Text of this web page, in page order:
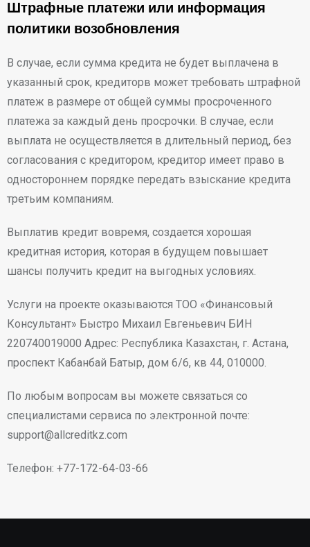
Штрафные платежи или информация
политики возобновления
В случае, если сумма кредита не будет выплачена в
указанный срок, кредиторв может требовать штрафной
платеж в размере от общей суммы просроченного
платежа за каждый день просрочки. В случае, если
выплата не осуществляется в длительный период, без
согласования с кредитором, кредитор имеет право в
одностороннем порядке передать взыскание кредита
третьим компаниям.
Выплатив кредит вовремя, создается хорошая
кредитная история, которая в будущем повышает
шансы получить кредит на выгодных условиях.
Услуги на проекте оказываются ТОО «Финансовый
Консультант» Быстро Михаил Евгеньевич БИН
220740019000 Адрес: Республика Казахстан, г. Астана,
проспект Кабанбай Батыр, дом 6/6, кв 44, 010000.
По любым вопросам вы можете связаться со
специалистами сервиса по электронной почте:
support@allcreditkz.com
Телефон: +77-172-64-03-66